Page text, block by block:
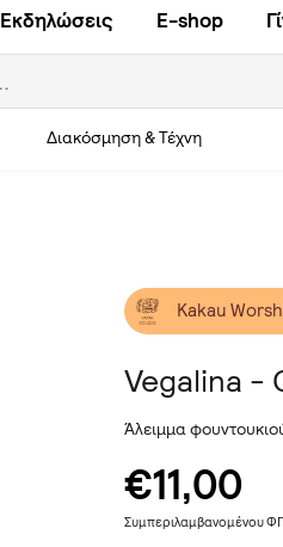
Εκδηλώσεις E-shop
Διακόσμηση & Τέχνη
Kakau
Vegalina -
Άλειμμα
€11,00
Συμπεριλαμβανομένου